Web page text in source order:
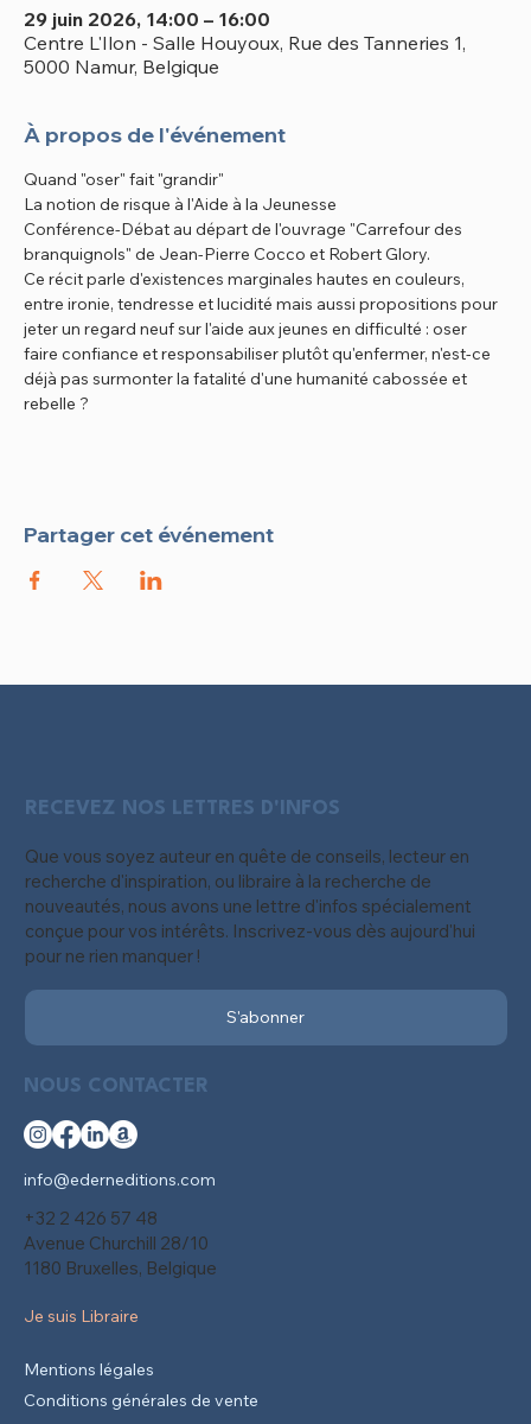
29 juin 2026, 14:00 – 16:00
Centre L'Ilon - Salle Houyoux, Rue des Tanneries 1,
5000 Namur, Belgique
À propos de l'événement
Quand "oser" fait "grandir"
La notion de risque à l'Aide à la Jeunesse
Conférence-Débat au départ de l'ouvrage "Carrefour des
branquignols" de Jean-Pierre Cocco et Robert Glory.
Ce récit parle d'existences marginales hautes en couleurs,
entre ironie, tendresse et lucidité mais aussi propositions pour
jeter un regard neuf sur l'aide aux jeunes en difficulté : oser
faire confiance et responsabiliser plutôt qu'enfermer, n'est-ce
déjà pas surmonter la fatalité d'une humanité cabossée et
rebelle ?
Partager cet événement
NOUS CONTACTER
info@ederneditions.com
+32 2 426 57 48
Avenue Churchill 28/10
1180 Bruxelles, Belgique
Je suis Libraire
RECEVEZ NOS LETTRES D'INFOS
Que vous soyez auteur en quête de conseils, lecteur en
recherche d'inspiration, ou libraire à la recherche de
nouveautés, nous avons une lettre d'infos spécialement
conçue pour vos intérêts. Inscrivez-vous dès aujourd'hui
pour ne rien manquer !
S'abonner
Mentions légales
Conditions générales de vente